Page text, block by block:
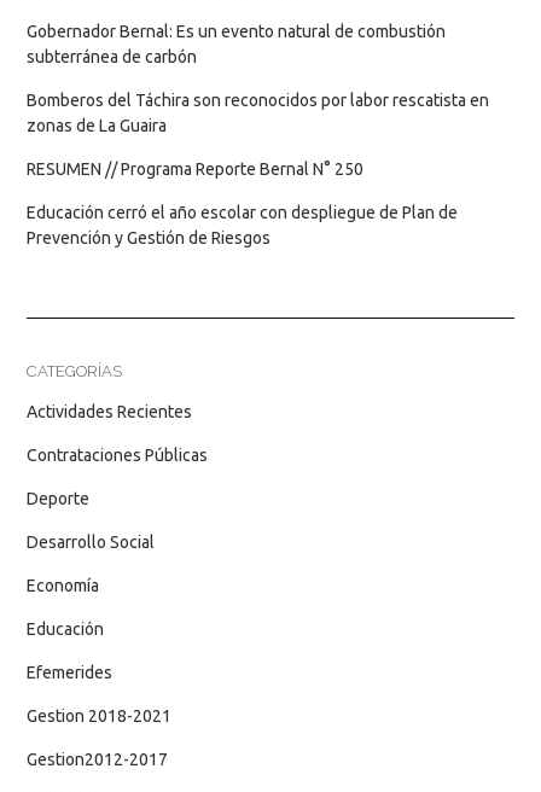
Gobernador Bernal: Es un evento natural de combustión
subterránea de carbón
Bomberos del Táchira son reconocidos por labor rescatista en
zonas de La Guaira
RESUMEN // Programa Reporte Bernal N° 250
Educación cerró el año escolar con despliegue de Plan de
Prevención y Gestión de Riesgos
CATEGORÍAS
Actividades Recientes
Contrataciones Públicas
Deporte
Desarrollo Social
Economía
Educación
Efemerides
Gestion 2018-2021
Gestion2012-2017